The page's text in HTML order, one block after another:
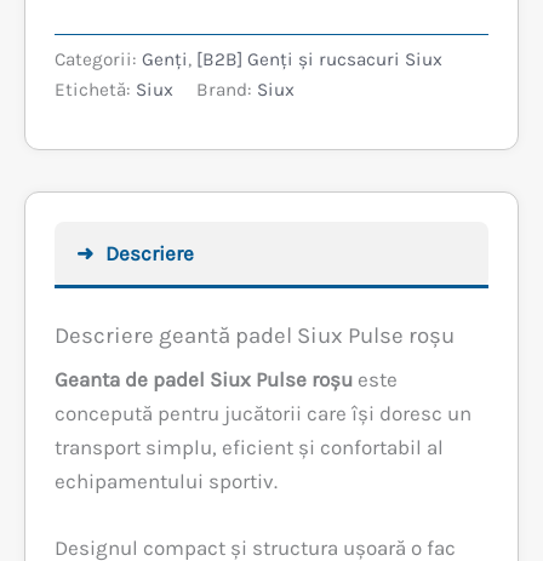
Categorii: Genți, [B2B] Genți și rucsacuri Siux
Etichetă: Siux Brand: Siux
Descriere
Descriere geantă padel Siux Pulse roșu
Geanta de padel Siux Pulse roșu este
concepută pentru jucătorii care își doresc un
transport simplu, eficient și confortabil al
echipamentului sportiv.
Designul compact și structura ușoară o fac